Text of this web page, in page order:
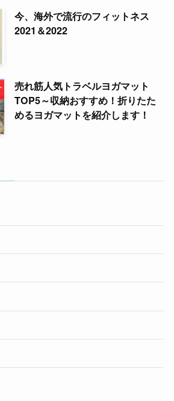
今、海外で流行のフィットネス
2021＆2022
売れ筋人気トラベルヨガマット
TOP5～収納おすすめ！折りたた
めるヨガマットを紹介します！